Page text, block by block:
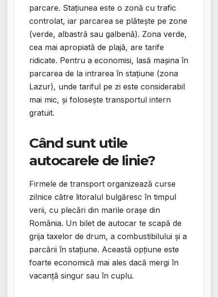
parcare. Stațiunea este o zonă cu trafic
controlat, iar parcarea se plătește pe zone
(verde, albastră sau galbenă). Zona verde,
cea mai apropiată de plajă, are tarife
ridicate. Pentru a economisi, lasă mașina în
parcarea de la intrarea în stațiune (zona
Lazur), unde tariful pe zi este considerabil
mai mic, și folosește transportul intern
gratuit.
Când sunt utile
autocarele de linie?
Firmele de transport organizează curse
zilnice către litoralul bulgăresc în timpul
verii, cu plecări din marile orașe din
România. Un bilet de autocar te scapă de
grija taxelor de drum, a combustibilului și a
parcării în stațiune. Această opțiune este
foarte economică mai ales dacă mergi în
vacanță singur sau în cuplu.